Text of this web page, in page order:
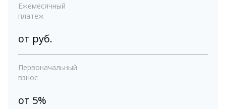
Ежемесячный
платеж
от руб.
Первоначальный
взнос
от 5%